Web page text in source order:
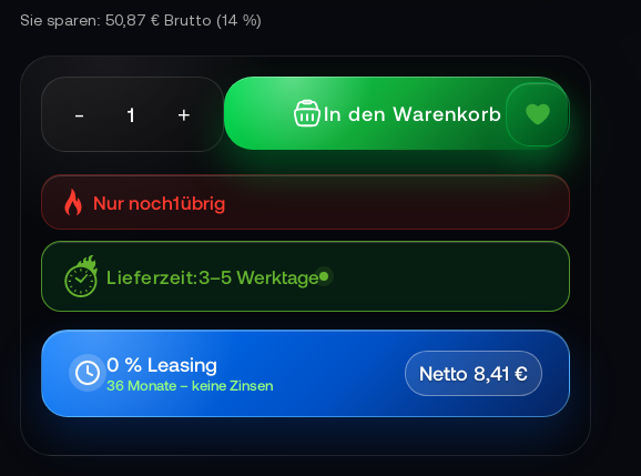
Sie sparen: 50,87 € Brutto (14 %)
- + In den Warenkorb
Nur noch1übrig
Lieferzeit 3–5 Werktage
0 % Leasing
36 Monate – keine Zinsen Netto 8,41 €